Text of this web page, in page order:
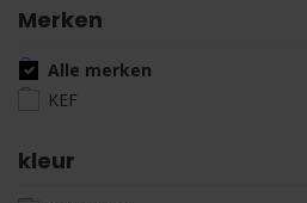
Merken
Alle merken
KEF
kleur